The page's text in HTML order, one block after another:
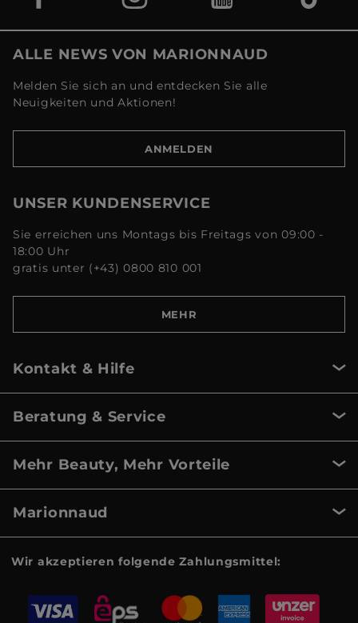
ALLE NEWS VON MARIONNAUD
Melden Sie sich an und entdecken Sie alle
Neuigkeiten und Aktionen!
ANMELDEN
UNSER KUNDENSERVICE
Sie erreichen uns Montags bis Freitags von 09:00 -
18:00 Uhr
gratis unter (+43) 0800 810 001
MEHR
Kontakt & Hilfe
Beratung & Service
Mehr Beauty, Mehr Vorteile
Marionnaud
Wir akzeptieren folgende Zahlungsmittel: